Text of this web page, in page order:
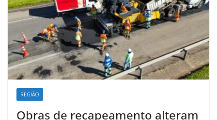
REGIÃO
Obras de recapeamento alteram